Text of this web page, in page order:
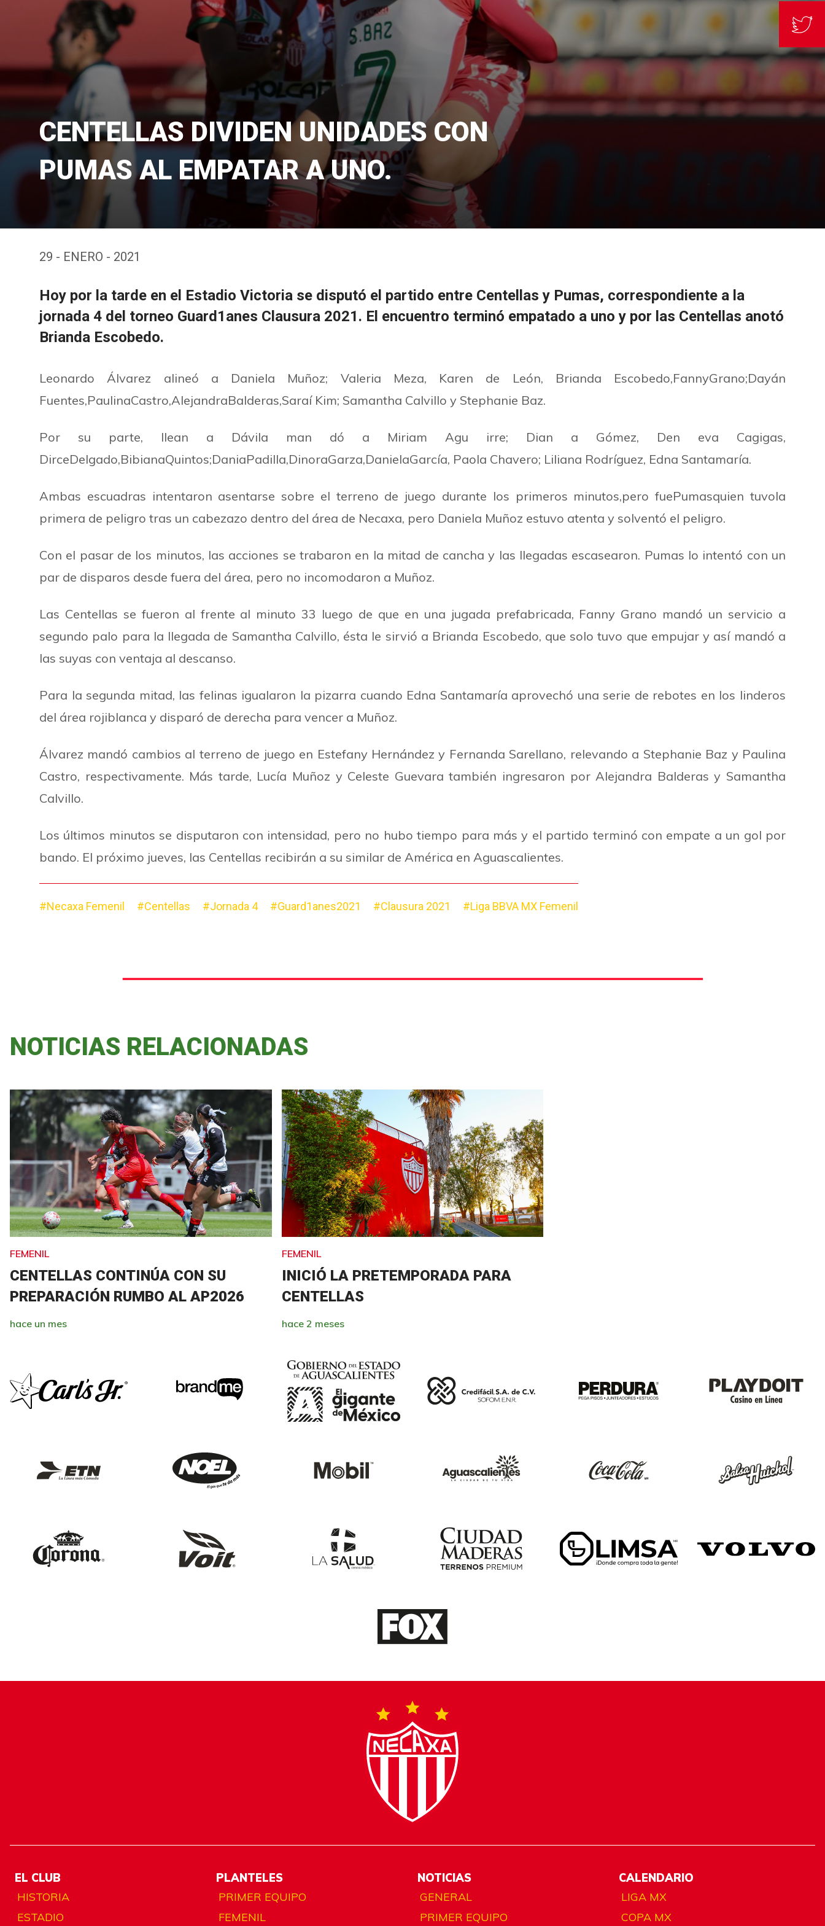
CENTELLAS DIVIDEN UNIDADES CON
PUMAS AL EMPATAR A UNO.
29 - ENERO - 2021
Hoy por la tarde en el Estadio Victoria se disputó el partido entre Centellas y Pumas, correspondiente a la
jornada 4 del torneo Guard1anes Clausura 2021. El encuentro terminó empatado a uno y por las Centellas anotó
Brianda Escobedo.
Leonardo Álvarez alineó a Daniela Muñoz; Valeria Meza, Karen de León, Brianda Escobedo,FannyGrano;Dayán
Fuentes,PaulinaCastro,AlejandraBalderas,Saraí Kim; Samantha Calvillo y Stephanie Baz.
Por su parte, Ilean a Dávila man dó a Miriam Agu irre; Dian a Gómez, Den eva Cagigas,
DirceDelgado,BibianaQuintos;DaniaPadilla,DinoraGarza,DanielaGarcía, Paola Chavero; Liliana Rodríguez, Edna Santamaría.
Ambas escuadras intentaron asentarse sobre el terreno de juego durante los primeros minutos,pero fuePumasquien tuvola
primera de peligro tras un cabezazo dentro del área de Necaxa, pero Daniela Muñoz estuvo atenta y solventó el peligro.
Con el pasar de los minutos, las acciones se trabaron en la mitad de cancha y las llegadas escasearon. Pumas lo intentó con un
par de disparos desde fuera del área, pero no incomodaron a Muñoz.
Las Centellas se fueron al frente al minuto 33 luego de que en una jugada prefabricada, Fanny Grano mandó un servicio a
segundo palo para la llegada de Samantha Calvillo, ésta le sirvió a Brianda Escobedo, que solo tuvo que empujar y así mandó a
las suyas con ventaja al descanso.
Para la segunda mitad, las felinas igualaron la pizarra cuando Edna Santamaría aprovechó una serie de rebotes en los linderos
del área rojiblanca y disparó de derecha para vencer a Muñoz.
Álvarez mandó cambios al terreno de juego en Estefany Hernández y Fernanda Sarellano, relevando a Stephanie Baz y Paulina
Castro, respectivamente. Más tarde, Lucía Muñoz y Celeste Guevara también ingresaron por Alejandra Balderas y Samantha
Calvillo.
Los últimos minutos se disputaron con intensidad, pero no hubo tiempo para más y el partido terminó con empate a un gol por
bando. El próximo jueves, las Centellas recibirán a su similar de América en Aguascalientes.
#Necaxa Femenil #Centellas #Jornada 4 #Guard1anes2021 #Clausura 2021 #Liga BBVA MX Femenil
NOTICIAS RELACIONADAS
FEMENIL
CENTELLAS CONTINÚA CON SU
PREPARACIÓN RUMBO AL AP2026
hace un mes
FEMENIL
INICIÓ LA PRETEMPORADA PARA
CENTELLAS
hace 2 meses
EL CLUB
HISTORIA
ESTADIO
PLANTELES
PRIMER EQUIPO
FEMENIL
NOTICIAS
GENERAL
PRIMER EQUIPO
CALENDARIO
LIGA MX
COPA MX